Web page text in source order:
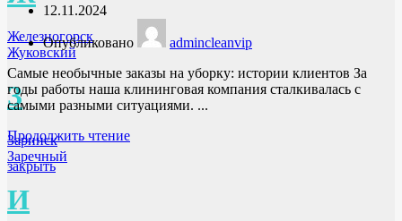
Железногорск
Жуковский
З
Заринск
Заречный
И
12.11.2024
Опубликовано
admincleanvip
Самые необычные заказы на уборку: истории клиентов За
годы работы наша клининговая компания сталкивалась с
самыми разными ситуациями. ...
Продолжить чтение
закрыть